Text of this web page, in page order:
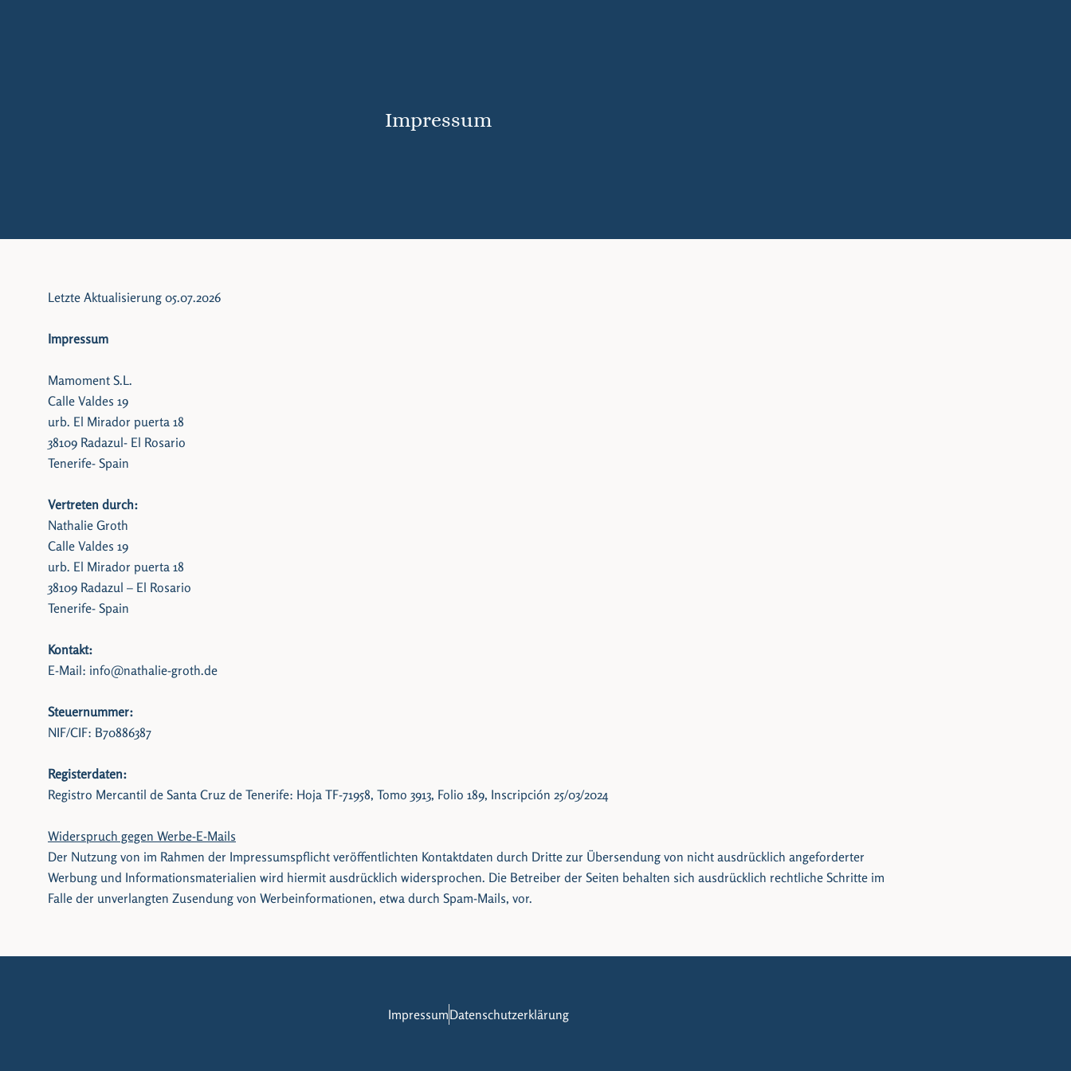
Impressum
Letzte Aktualisierung 05.07.2026
Impressum
Mamoment S.L.
Calle Valdes 19
urb. El Mirador puerta 18
38109 Radazul- El Rosario
Tenerife- Spain
Vertreten durch:
Nathalie Groth
Calle Valdes 19
urb. El Mirador puerta 18
38109 Radazul – El Rosario
Tenerife- Spain
Kontakt:
E-Mail: info@nathalie-groth.de
Steuernummer:
NIF/CIF: B70886387
Registerdaten:
Registro Mercantil de Santa Cruz de Tenerife: Hoja TF-71958, Tomo 3913, Folio 189, Inscripción 25/03/2024
Widerspruch gegen Werbe-E-Mails
Der Nutzung von im Rahmen der Impressumspflicht veröffentlichten Kontaktdaten durch Dritte zur Übersendung von nicht ausdrücklich angeforderter
Werbung und Informationsmaterialien wird hiermit ausdrücklich widersprochen. Die Betreiber der Seiten behalten sich ausdrücklich rechtliche Schritte im
Falle der unverlangten Zusendung von Werbeinformationen, etwa durch Spam-Mails, vor.
ImpressumDatenschutzerklärung